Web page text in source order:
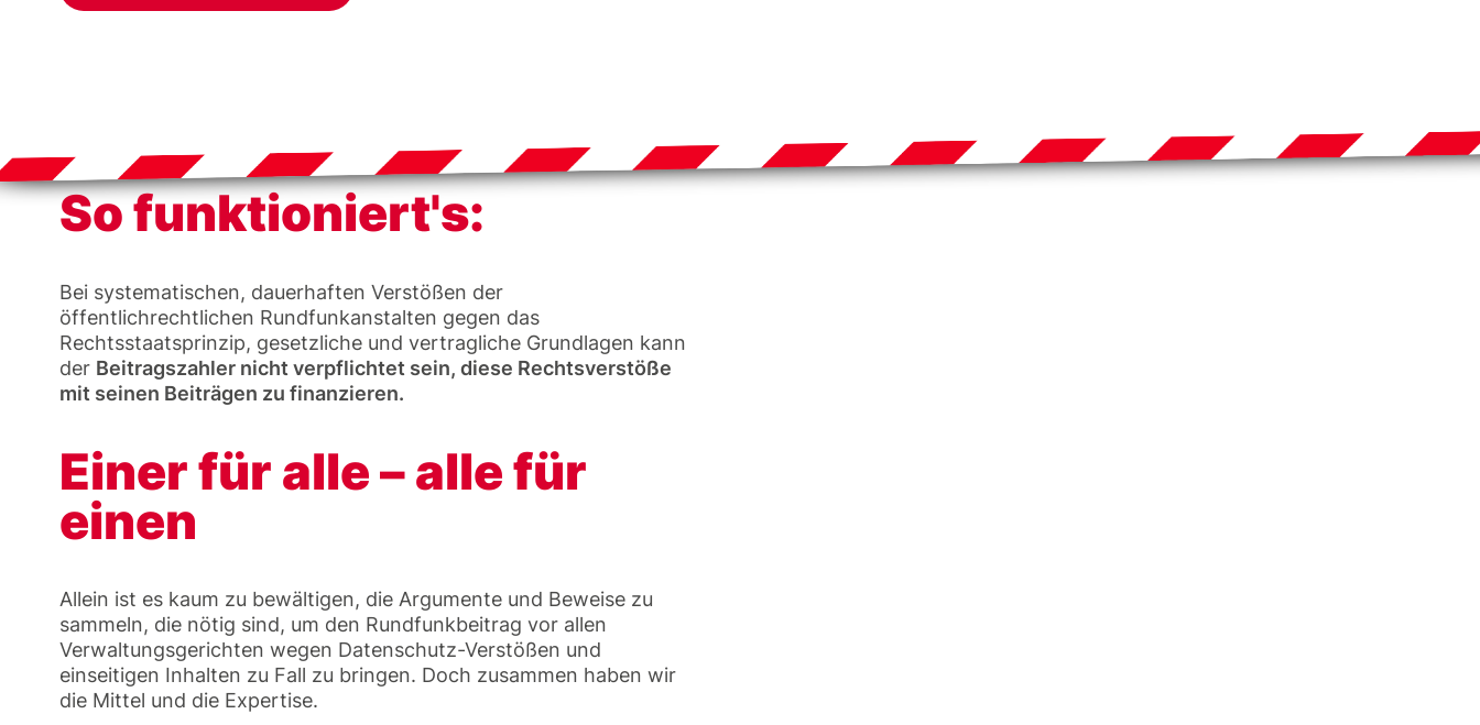
So funktioniert's:
Bei systematischen, dauerhaften Verstößen der
öffentlichrechtlichen Rundfunkanstalten gegen das
Rechtsstaatsprinzip, gesetzliche und vertragliche Grundlagen kann
der Beitragszahler nicht verpflichtet sein, diese Rechtsverstöße
mit seinen Beiträgen zu finanzieren.
Einer für alle – alle für
einen
Allein ist es kaum zu bewältigen, die Argumente und Beweise zu
sammeln, die nötig sind, um den Rundfunkbeitrag vor allen
Verwaltungsgerichten wegen Datenschutz-Verstößen und
einseitigen Inhalten zu Fall zu bringen. Doch zusammen haben wir
die Mittel und die Expertise.